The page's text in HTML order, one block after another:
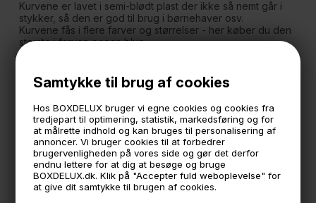
Samtykke til brug af cookies
Hos BOXDELUX bruger vi egne cookies og cookies fra
tredjepart til optimering, statistik, markedsføring og for
at målrette indhold og kan bruges til personalisering af
annoncer. Vi bruger cookies til at forbedrer
brugervenligheden på vores side og gør det derfor
endnu lettere for at dig at besøge og bruge
BOXDELUX.dk. Klik på "Accepter fuld weboplevelse" for
at give dit samtykke til brugen af cookies.
Kurvene er lavet i semi-blødt plast der ikke så nemt går i
stykker, så den er god til brug i børnehaver osv.
Kurvene fås i flere farver og størrelser - her køber du den
største i farven ocean blue
Bredde: 27 cm
Højde: 15 cm
Indhold: 11,4 liter
Produceret i Sverige
Kan tåle fryser
PP plast med 90% genbrugsplast